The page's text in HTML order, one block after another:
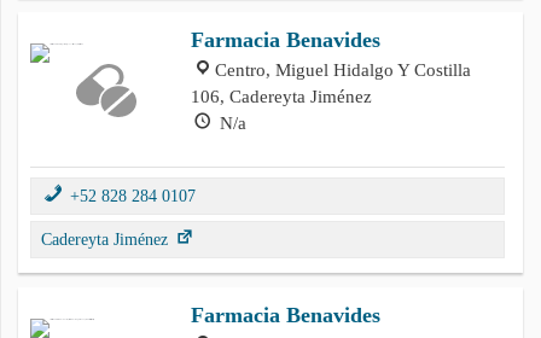
Farmacia Benavides
Centro, Miguel Hidalgo Y Costilla
106, Cadereyta Jiménez
N/a
+52 828 284 0107
Cadereyta Jiménez
Farmacia Benavides